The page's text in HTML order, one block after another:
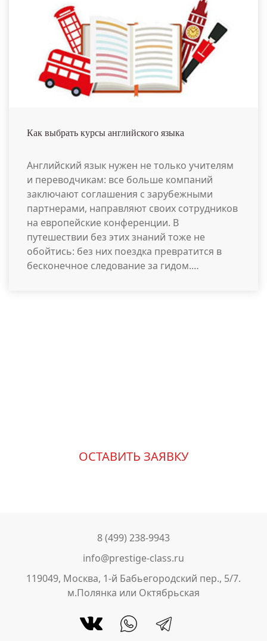
Как выбрать курсы английского языка
Английский язык нужен не только учителям
и переводчикам: все больше компаний
заключают соглашения с зарубежными
партнерами, направляют своих сотрудников
на европейские конференции. В
путешествии без этих знаний тоже не
обойтись: без них поездка превратится в
бесконечное следование за гидом.…
ОСТАВИТЬ ЗАЯВКУ
8 (499) 238-9943
info@prestige-class.ru
119049, Москва, 1-й Бабьегородский пер., 5/7.
м.Полянка или Октябрьская